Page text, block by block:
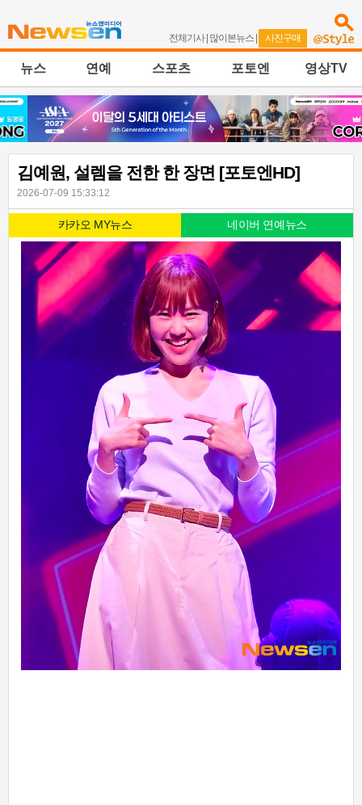
전체기사| 많이본뉴스 | 사진구매
뉴스 연예 스포츠 포토엔 영상TV
김예원, 설렘을 전한 한 장면 [포토엔HD]
2026-07-09 15:33:12
카카오 MY뉴스 네이버 연예뉴스